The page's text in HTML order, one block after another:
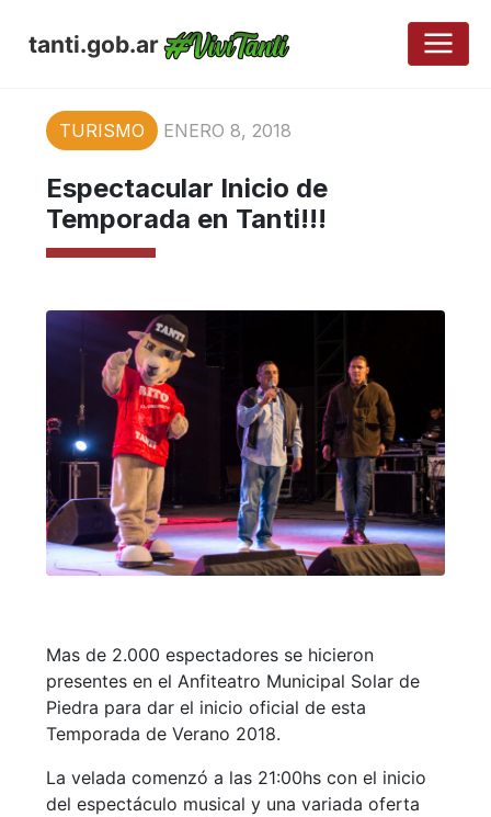
tanti.gob.ar
TURISMO ENERO 8, 2018
Espectacular Inicio de
Temporada en Tanti!!!
Mas de 2.000 espectadores se hicieron
presentes en el Anfiteatro Municipal Solar de
Piedra para dar el inicio oficial de esta
Temporada de Verano 2018.
La velada comenzó a las 21:00hs con el inicio
del espectáculo musical y una variada oferta